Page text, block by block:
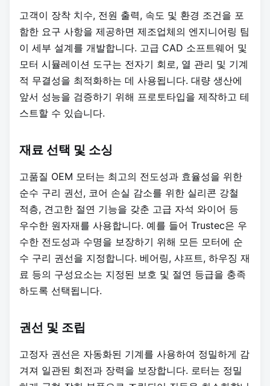
고객이 장착 치수, 전원 출력, 속도 및 환경 조건을 포
함한 요구 사항을 제공하면 제조업체의 엔지니어링 팀
이 세부 설계를 개발합니다. 고급 CAD 소프트웨어 및
모터 시뮬레이션 도구는 전자기 회로, 열 관리 및 기계
적 무결성을 최적화하는 데 사용됩니다. 대량 생산에
앞서 성능을 검증하기 위해 프로토타입을 제작하고 테
스트할 수 있습니다.
재료 선택 및 소싱
고품질 OEM 모터는 최고의 전도성과 효율성을 위한
순수 구리 권선, 코어 손실 감소를 위한 실리콘 강철
적층, 견고한 절연 기능을 갖춘 고급 자석 와이어 등
우수한 원자재를 사용합니다. 예를 들어 Trustec은 우
수한 전도성과 수명을 보장하기 위해 모든 모터에 순
수 구리 권선을 지정합니다. 베어링, 샤프트, 하우징 재
료 등의 구성요소는 지정된 보호 및 절연 등급을 충족
하도록 선택됩니다.
권선 및 조립
고정자 권선은 자동화된 기계를 사용하여 정밀하게 감
겨져 일관된 회전과 장력을 보장합니다. 로터는 정밀